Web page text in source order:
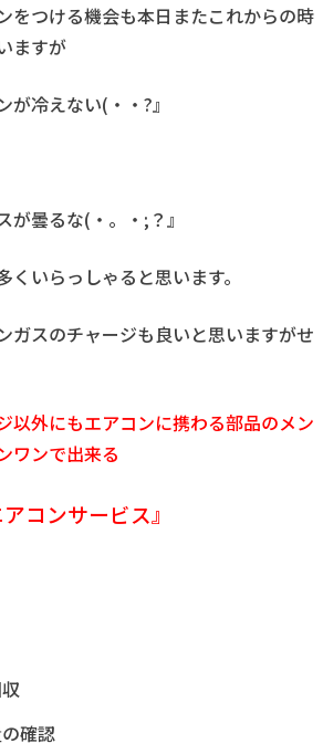
をつける機会も本日またこれからの時
ますが
が冷えない(・・?』
が曇るな(・。・;？』
いらっしゃると思います。
ガスのチャージも良いと思いますがせ
以外にもエアコンに携わる部品のメン
ワンで出来る
コンサービス』
確認